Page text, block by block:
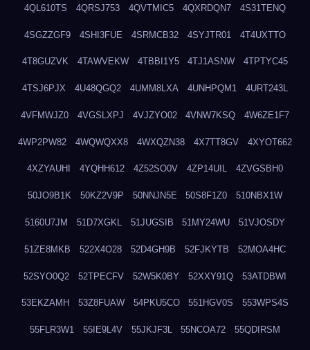
4QL610TS 4QRSJ753 4QVTMIC5 4QXRDQN7 4S31TENQ
4SGZZGF9 4SHI3FUE 4SRMCB32 4SYJTR01 4T4UXTTO
4T8GUZVK 4TAWVEKW 4TBBI1Y5 4TJ1ASNW 4TPTYC45
4TSJ6PJX 4U48QGQ2 4UMM8LXA 4UNHPQM1 4URT243L
4VFMWJZ0 4VGSLXPJ 4VJZYO02 4VNW7KSQ 4W6ZE1F7
4WP2PW82 4WQWQXX8 4WXQZN38 4X7TT8GV 4XYOT662
4XZYAUHI 4YQHH612 4Z52SO0V 4ZP14UIL 4ZVGSBH0
50JO9B1K 50KZ2V9P 50NNJN5E 50S8F1Z0 510NBX1W
5160U7JM 51D7XGKL 51JUGSIB 51MY24WU 51VJOSDY
51ZE8MKB 522X4O28 52D4GH9B 52FJKYTB 52MOA4HC
52SYO0Q2 52TPECFV 52W5K0BY 52XXY91Q 53ATDBWI
53EKZAMH 53Z8FUAW 54PKU5CO 551HGV0S 553WPS4S
55FLR3W1 55IE9L4V 55JKJF3L 55NCOA72 55QDIRSM